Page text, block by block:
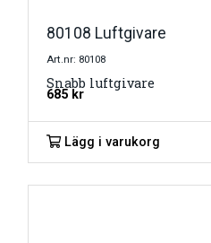
80108 Luftgivare
Art.nr: 80108
Snabb luftgivare
685 kr
Lägg i varukorg